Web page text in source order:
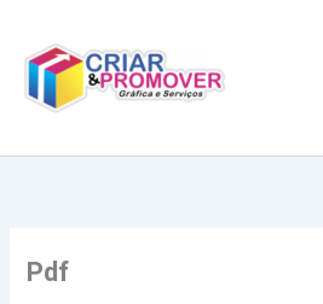
conteúdo
Pdf